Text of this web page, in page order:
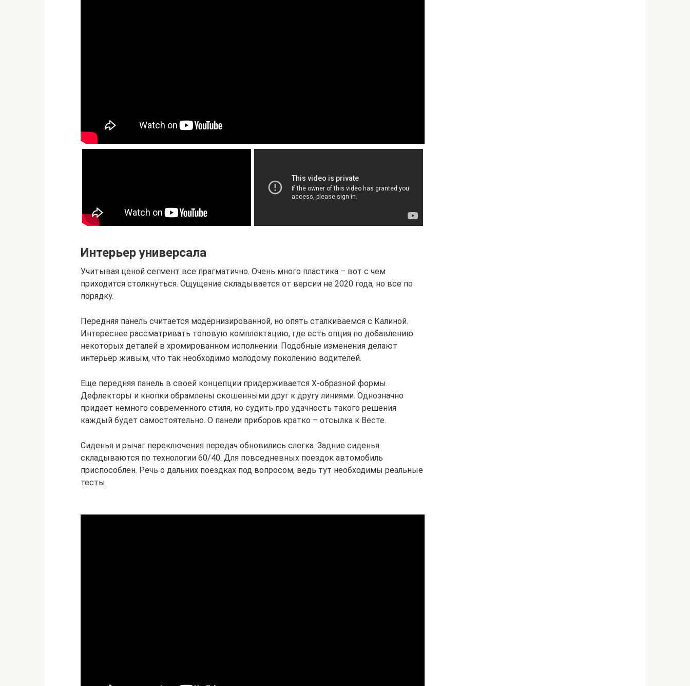
Интерьер универсала
Учитывая ценой сегмент все прагматично. Очень много пластика – вот с чем
приходится столкнуться. Ощущение складывается от версии не 2020 года, но все по
порядку.
Передняя панель считается модернизированной, но опять сталкиваемся с Калиной.
Интереснее рассматривать топовую комплектацию, где есть опция по добавлению
некоторых деталей в хромированном исполнении. Подобные изменения делают
интерьер живым, что так необходимо молодому поколению водителей.
Еще передняя панель в своей концепции придерживается X-образной формы.
Дефлекторы и кнопки обрамлены скошенными друг к другу линиями. Однозначно
придает немного современного стиля, но судить про удачность такого решения
каждый будет самостоятельно. О панели приборов кратко – отсылка к Весте.
Сиденья и рычаг переключения передач обновились слегка. Задние сиденья
складываются по технологии 60/40. Для повседневных поездок автомобиль
приспособлен. Речь о дальних поездках под вопросом, ведь тут необходимы реальные
тесты.